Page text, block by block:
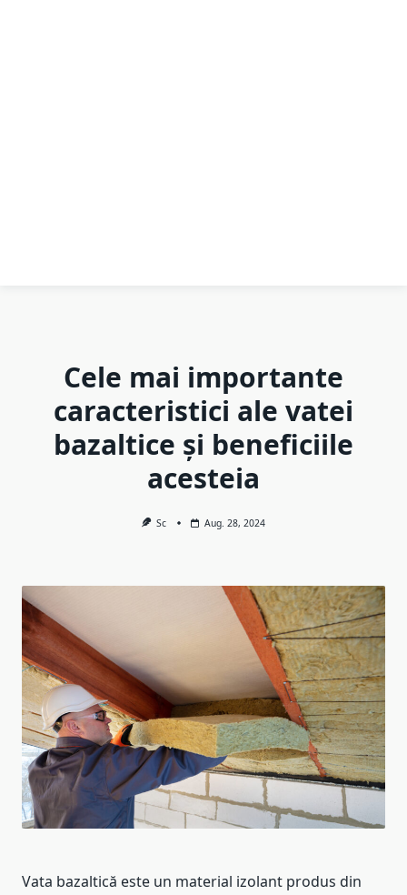
Cele mai importante
caracteristici ale vatei
bazaltice și beneficiile
acesteia
Sc Aug. 28, 2024
Vata bazaltică este un material izolant produs din